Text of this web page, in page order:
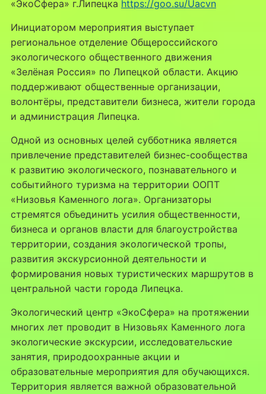
«ЭкоСфера» г.Липецка https://goo.su/Uacvn
Инициатором мероприятия выступает
региональное отделение Общероссийского
экологического общественного движения
«Зелёная Россия» по Липецкой области. Акцию
поддерживают общественные организации,
волонтёры, представители бизнеса, жители города
и администрация Липецка.
Одной из основных целей субботника является
привлечение представителей бизнес-сообщества
к развитию экологического, познавательного и
событийного туризма на территории ООПТ
«Низовья Каменного лога». Организаторы
стремятся объединить усилия общественности,
бизнеса и органов власти для благоустройства
территории, создания экологической тропы,
развития экскурсионной деятельности и
формирования новых туристических маршрутов в
центральной части города Липецка.
Экологический центр «ЭкоСфера» на протяжении
многих лет проводит в Низовьях Каменного лога
экологические экскурсии, исследовательские
занятия, природоохранные акции и
образовательные мероприятия для обучающихся.
Территория является важной образовательной